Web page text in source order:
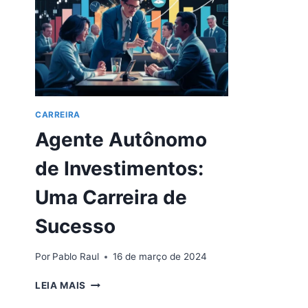
CARREIRA
Agente Autônomo
de Investimentos:
Uma Carreira de
Sucesso
Por Pablo Raul 16 de março de 2024
LEIA MAIS AGENTE